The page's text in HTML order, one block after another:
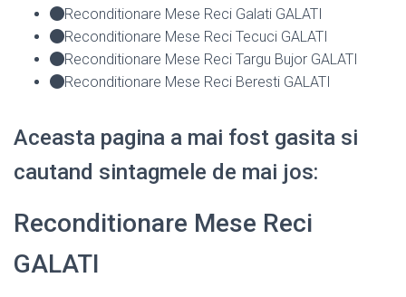
Reconditionare Mese Reci Galati GALATI
Reconditionare Mese Reci Tecuci GALATI
Reconditionare Mese Reci Targu Bujor GALATI
Reconditionare Mese Reci Beresti GALATI
Aceasta pagina a mai fost gasita si
cautand sintagmele de mai jos:
Reconditionare Mese Reci
GALATI